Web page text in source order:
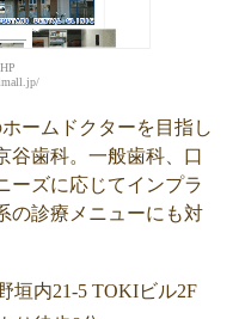
ームドクターを目指し
谷歯科。一般歯科、口
ーズに応じてインプラ
の診療メニューにも対
垣内21-5 TOKIビル2F